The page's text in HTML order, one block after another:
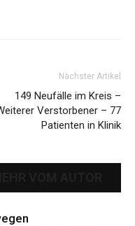
Nächster Artikel
149 Neufälle im Kreis –
Verstorbener – 77
Patienten in Klinik